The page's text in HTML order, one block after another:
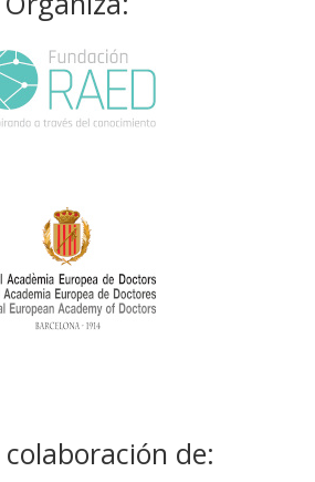
colaboración de: